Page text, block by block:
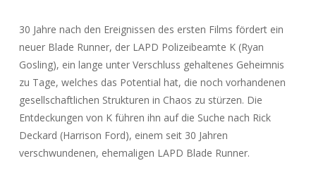
30 Jahre nach den Ereignissen des ersten Films fördert ein
neuer Blade Runner, der LAPD Polizeibeamte K (Ryan
Gosling), ein lange unter Verschluss gehaltenes Geheimnis
zu Tage, welches das Potential hat, die noch vorhandenen
gesellschaftlichen Strukturen in Chaos zu stürzen. Die
Entdeckungen von K führen ihn auf die Suche nach Rick
Deckard (Harrison Ford), einem seit 30 Jahren
verschwundenen, ehemaligen LAPD Blade Runner.